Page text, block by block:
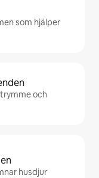
som hjälper
och
husdjur